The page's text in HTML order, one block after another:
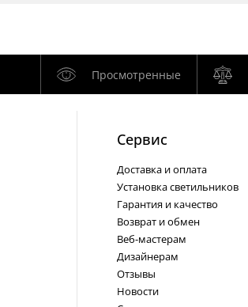
Просмотренные
Cервис
Доставка и оплата
Установка светильников
Гарантия и качество
Возврат и обмен
Веб-мастерам
Дизайнерам
Отзывы
Новости